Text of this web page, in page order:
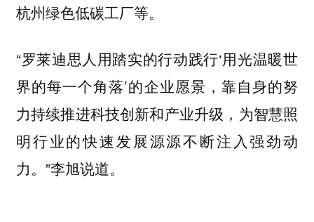
杭州绿色低碳工厂等。
“罗莱迪思人用踏实的行动践行‘用光温暖世
界的每一个角落’的企业愿景，靠自身的努
力持续推进科技创新和产业升级，为智慧照
明行业的快速发展源源不断注入强劲动
力。”李旭说道。